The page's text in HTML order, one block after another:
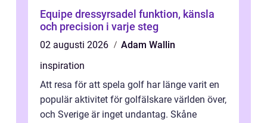
Equipe dressyrsadel funktion, känsla
och precision i varje steg
02 augusti 2026
Adam Wallin
inspiration
Att resa för att spela golf har länge varit en
populär aktivitet för golfälskare världen över,
och Sverige är inget undantag. Skåne